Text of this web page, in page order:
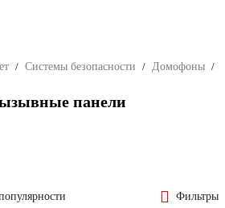
/ Системы безопасности / Домофоны /
панели
Фильтры